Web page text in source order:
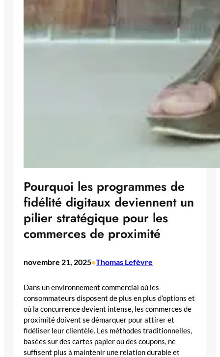
Pourquoi les programmes de
fidélité digitaux deviennent un
pilier stratégique pour les
commerces de proximité
novembre 21, 2025•Thomas Lefèvre
Dans un environnement commercial où les
consommateurs disposent de plus en plus d’options et
où la concurrence devient intense, les commerces de
proximité doivent se démarquer pour attirer et
fidéliser leur clientèle. Les méthodes traditionnelles,
basées sur des cartes papier ou des coupons, ne
suffisent plus à maintenir une relation durable et